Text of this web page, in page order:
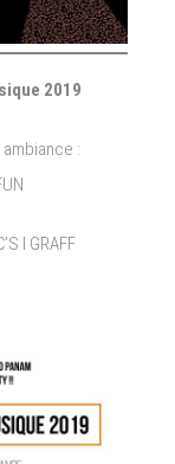
2019
:
I GRAFF